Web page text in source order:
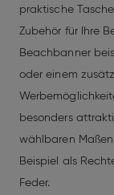
praktische
Zubehör für Ihre
Beachbanner
oder einem
besonders
wählbaren
Beispiel als
Feder.